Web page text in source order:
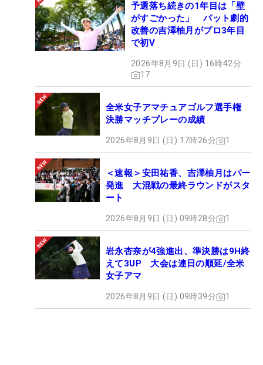
予選落ち続きの1年目は「壁
がすごかった」 パット劇的
改善の吉澤柚月がプロ3年目
で初V
2026年8月9日 (日) 16時42分
17
全米女子アマチュアゴルフ選手権
決勝マッチプレーの成績
2026年8月9日 (日) 17時26分 1
＜速報＞安田祐香、吉澤柚月はパー
発進 大混戦の最終ラウンドがスタ
ート
2026年8月9日 (日) 09時28分 1
岩永杏奈が4強進出、準決勝は9H終
えて3UP 大会は連日の順延/全米
女子アマ
2026年8月9日 (日) 09時39分 1